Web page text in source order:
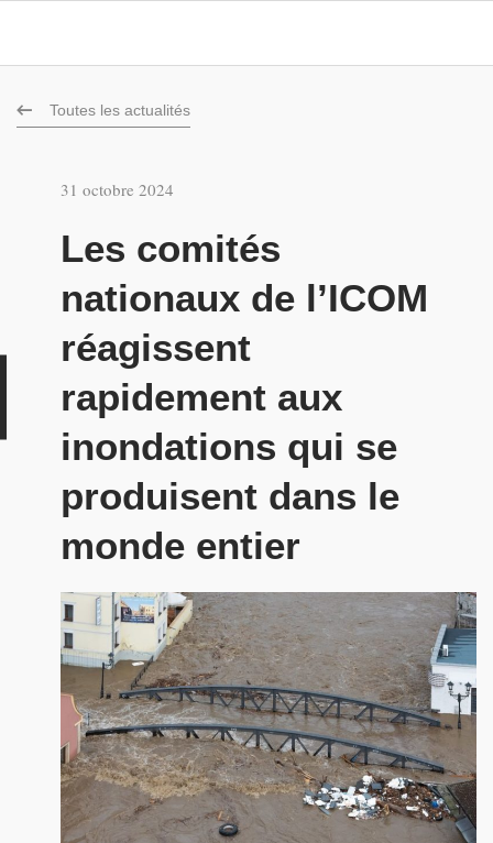
Toutes les actualités
31 octobre 2024
Les comités
nationaux de l’ICOM
réagissent
rapidement aux
inondations qui se
produisent dans le
monde entier